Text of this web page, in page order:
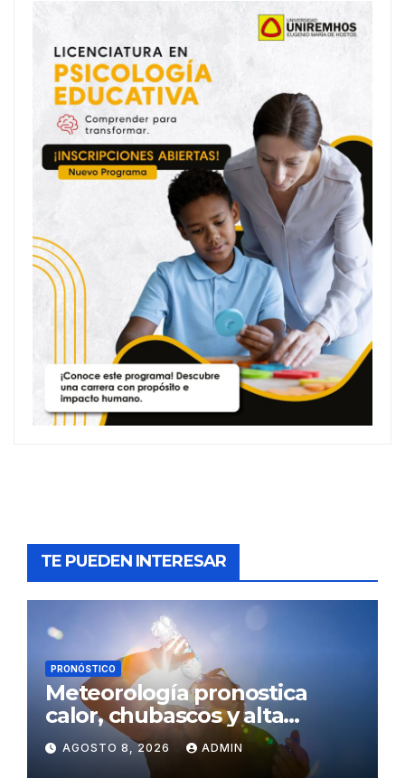
TE PUEDEN INTERESAR
PRONÓSTICO
Meteorología pronostica
calor, chubascos y alta
concentración de polvo del
Sahara para este sábado
AGOSTO 8, 2026 ADMIN